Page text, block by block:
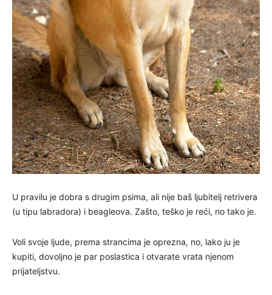
U pravilu je dobra s drugim psima, ali nije baš ljubitelj retrivera
(u tipu labradora) i beagleova. Zašto, teško je reći, no tako je.
Voli svoje ljude, prema strancima je oprezna, no, lako ju je
kupiti, dovoljno je par poslastica i otvarate vrata njenom
prijateljstvu.